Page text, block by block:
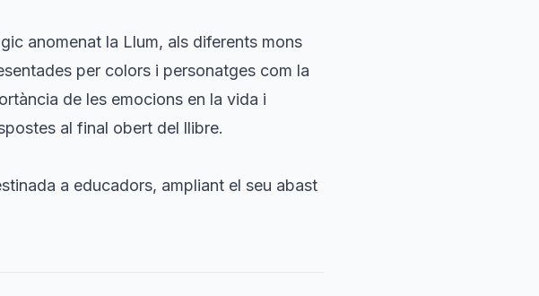
anomenat la Llum, als diferents mons
per colors i personatges com la
de les emocions en la vida i
al final obert del llibre.
a educadors, ampliant el seu abast